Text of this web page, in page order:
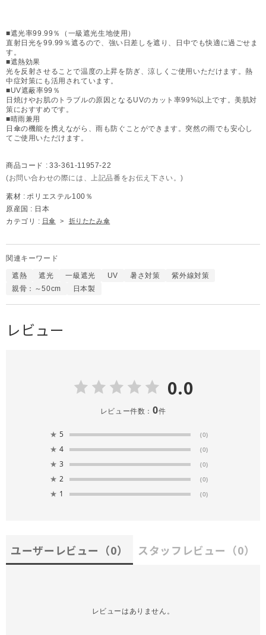
■遮光率99.99％（一級遮光生地使用）
直射日光を99.99％遮るので、強い日差しを遮り、日中でも快適に過ごせま
す。
■遮熱効果
光を反射させることで温度の上昇を防ぎ、涼しくご使用いただけます。熱
中症対策にも活用されています。
■UV遮蔽率99％
日焼けやお肌のトラブルの原因となるUVのカット率99%以上です。美肌対
策におすすめです。
■晴雨兼用
日傘の機能を携えながら、雨も防ぐことができます。突然の雨でも安心し
てご使用いただけます。
商品コード : 33-361-11957-22
(お問い合わせの際には、上記品番をお伝え下さい。)
素材 : ポリエステル100％
原産国 : 日本
カテゴリ : 日傘 > 折りたたみ傘
関連キーワード
遮熱 遮光 一級遮光 UV 暑さ対策
紫外線対策
親骨：～50cm
日本製
レビュー
0.0
レビュー件数： 0件
★ 5 (0)
★ 4 (0)
★ 3 (0)
★ 2 (0)
★ 1 (0)
ユーザーレビュー （0） スタッフレビュー （0）
レビューはありません。